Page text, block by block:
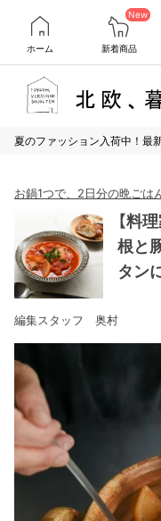
ホーム
New
新着商品
夏のファッション入荷中！最
お鍋1つで、2日分の晩ごは
【料
根と
タン
編集スタッフ 奥村